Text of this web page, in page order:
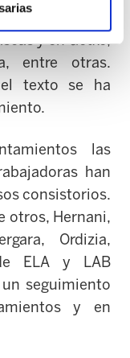
ese
y en Getxo,
entre otras.
el texto se ha
las
han
consistorios.
otros, Hernani,
Ordizia,
ELA y LAB
seguimiento
y en